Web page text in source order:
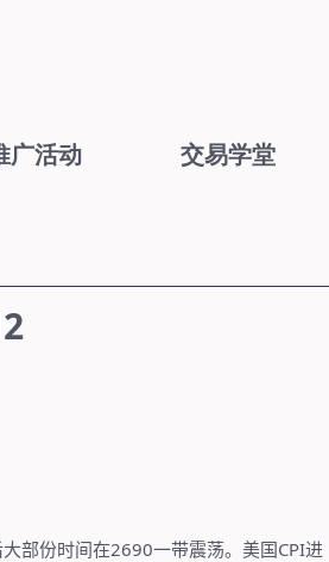
广活动 交易学堂
部份时间在2690一带震荡。美国CPI进